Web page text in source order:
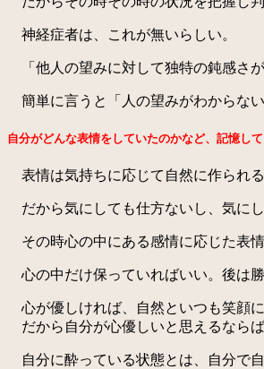
神経症者は、これが無いらしい。
「他人の望みに対して独特の鈍感さ
簡単に言うと「人の望みがわからない
自分がどんな表情をしていたのかなど、記憶し
表情は気持ちに応じて自然に作られ
だから気にしても仕方ないし、気にし
その時心の中にある感情に応じた表
心の中だけ保っていればいい。後は勝
心が優しければ、自然といつも笑顔に
だから自分が心優しいと思えるなら
自分に酔っている状態とは、自分で